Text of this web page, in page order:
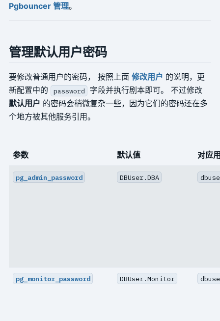
Pgbouncer 管理。
管理默认用户密码
要修改普通用户的密码， 按照上面 修改用户 的说明，更
新配置中的
password
字段并执行剧本即可。 不过修改
默认用户 的密码会稍微复杂一些，因为它们的密码还在多
个地方被其他服务引用。
参数 默认值 对应
pg_admin_password DBUser.DBA
pg_monitor_password DBUser.Monitor